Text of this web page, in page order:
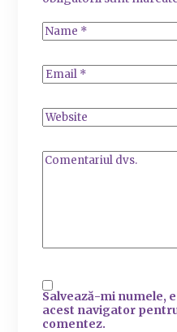
Salvează-mi numele,
acest navigator
comentez.